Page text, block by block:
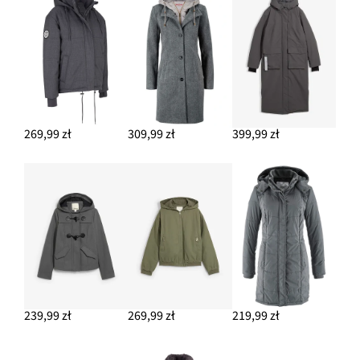
269,99 zł 309,99 zł 399,99 zł
239,99 zł 269,99 zł 219,99 zł